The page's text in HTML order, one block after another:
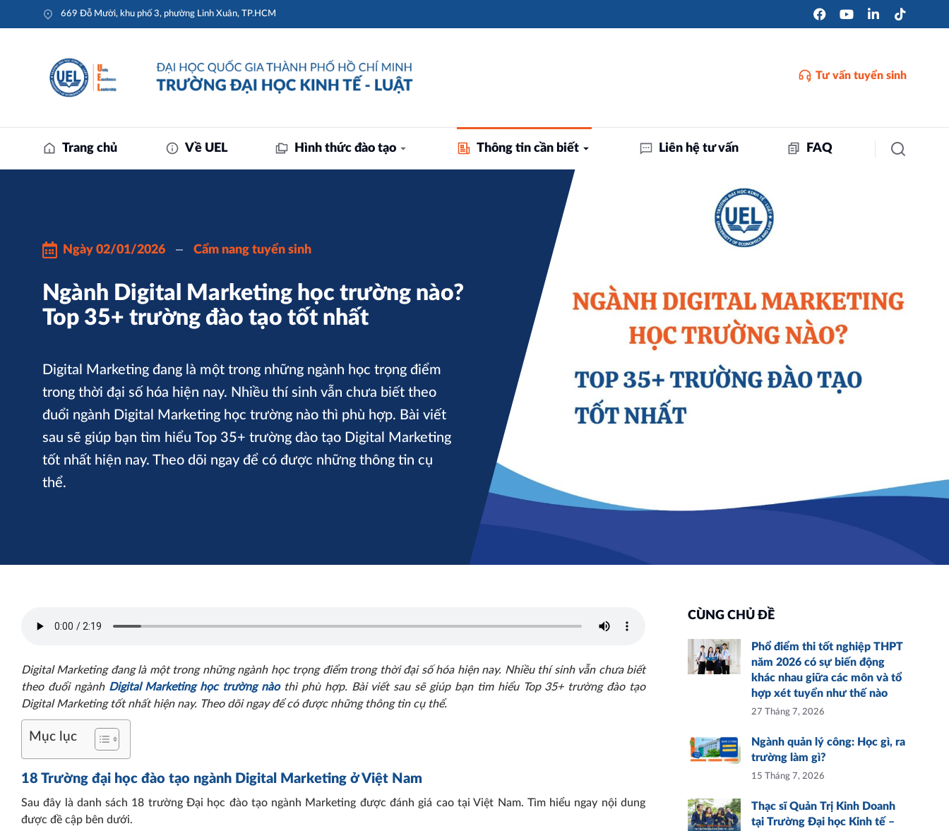
669 Đỗ Mười, khu phố 3, phường Linh Xuân, TP.HCM
Tư vấn tuyển sinh
Trang chủ Về UEL Hình thức đào tạo Thông tin cần biết Liên hệ tư vấn FAQ
Ngày 02/01/2026 Cẩm nang tuyển sinh
Ngành Digital Marketing học trường nào?
Top 35+ trường đào tạo tốt nhất
Digital Marketing đang là một trong những ngành học trọng điểm
trong thời đại số hóa hiện nay. Nhiều thí sinh vẫn chưa biết theo
đuổi ngành Digital Marketing học trường nào thì phù hợp. Bài viết
sau sẽ giúp bạn tìm hiểu Top 35+ trường đào tạo Digital Marketing
tốt nhất hiện nay. Theo dõi ngay để có được những thông tin cụ
thể.
Digital Marketing đang là một trong những ngành học trọng điểm trong thời đại số hóa hiện nay. Nhiều thí sinh vẫn chưa biết
theo đuổi ngành Digital Marketing học trường nào thì phù hợp. Bài viết sau sẽ giúp bạn tìm hiểu Top 35+ trường đào tạo
Digital Marketing tốt nhất hiện nay. Theo dõi ngay để có được những thông tin cụ thể.
Mục lục
18 Trường đại học đào tạo ngành Digital Marketing ở Việt Nam
Sau đây là danh sách 18 trường Đại học đào tạo ngành Marketing được đánh giá cao tại Việt Nam. Tìm hiểu ngay nội dung
được đề cập bên dưới.
CÙNG CHỦ ĐỀ
Phổ điểm thi tốt nghiệp THPT
năm 2026 có sự biến động
khác nhau giữa các môn và tổ
hợp xét tuyển như thế nào
27 Tháng 7, 2026
Ngành quản lý công: Học gì, ra
trường làm gì?
15 Tháng 7, 2026
Thạc sĩ Quản Trị Kinh Doanh
tại Trường Đại học Kinh tế –